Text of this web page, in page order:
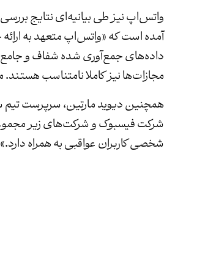
آمده است که «واتس‌اپ متعهد به
داده‌های جمع‌آوری شده شفاف و جامع
مجازات‌ها نیز کاملا نامتناسب
همچنین دیوید مارتین، سرپرست تیم
شرکت فیسبوک و شرکت‌های زیر مجموعه
شخصی کاربران عواقبی به همراه دارد.»